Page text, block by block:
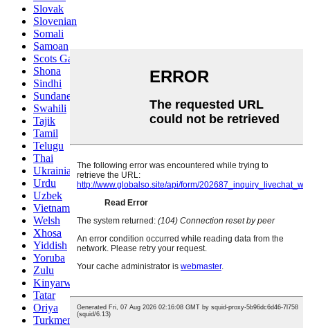
Slovak
Slovenian
Somali
Samoan
Scots Gaelic
Shona
Sindhi
Sundanese
Swahili
Tajik
Tamil
Telugu
Thai
Ukrainian
Urdu
Uzbek
Vietnamese
Welsh
Xhosa
Yiddish
Yoruba
Zulu
Kinyarwanda
Tatar
Oriya
Turkmen